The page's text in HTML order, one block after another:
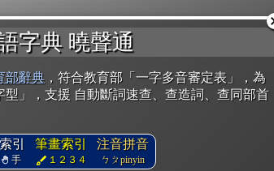
字典 曉聲通
部辭典 ，符合教育部「一字多音審定表」，為
」，支援 自動斷詞速查、查造詞、查同部首
引
手
筆畫索引
１２３４
注音拼音
ㄅㄆpinyin